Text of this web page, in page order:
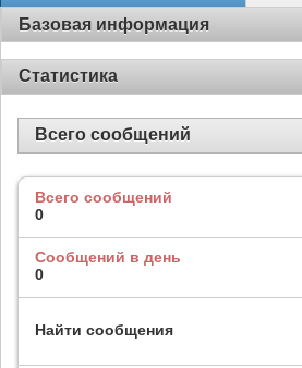
Базовая информация
Статистика
Всего сообщений
Всего сообщений
0
Сообщений в день
0
Найти сообщения